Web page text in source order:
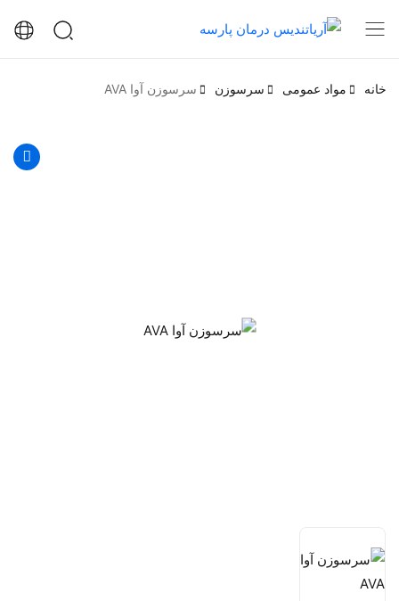
خانه مواد عمومی سرسوزن سرسوزن آوا AVA